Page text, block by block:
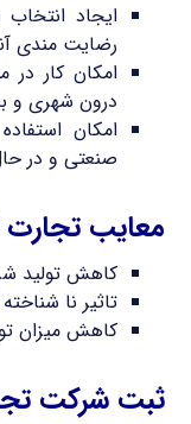
ایجاد
رضایت مندی
امکان کار
درون شهری و
امکان
صنعتی و در
معایب تجارت
کاهش تولید
تاثیر نا
کاهش میزان
ثبت شرکت